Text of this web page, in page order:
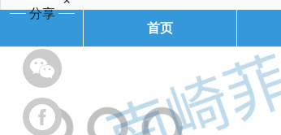
首页
分享